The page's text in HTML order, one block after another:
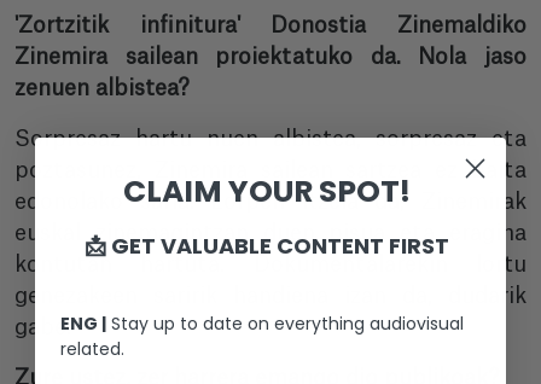
'Zortzitik infinitura' Donostia Zinemaldiko
Zinemira sailean proiektatuko da. Nola jaso
zenuen albistea?
Sorpresaz hartu nuen albistea, sorpresaz eta
poztasunez, Zinemira sailean sartzea ez baita
edonolako saria. Lorpen itzela da, Zinemirak
euskal zinemagintzan duen pisua eta eragina
kontutan hartuta. Dokumentalarekin lortu
genezakeen saririk handiena izan da, dudarik
gabe.
Zure ustez, zer harrera emango dio publikoak?
CLAIM YOUR SPOT!
📩 GET VALUABLE CONTENT FIRST
ENG | Stay up to date on everything audiovisual
related.